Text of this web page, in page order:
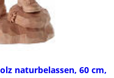
naturbelassen, 60 cm,